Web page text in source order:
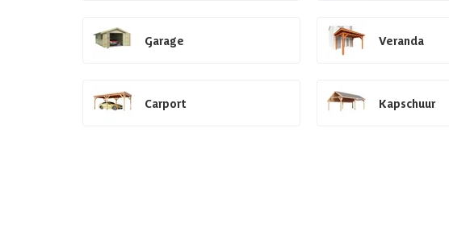
Garage Veranda
Carport Kapschuur